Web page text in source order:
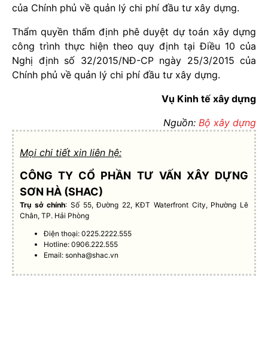
của Chính phủ về quản lý chi phí đầu tư xây dựng.
Thẩm quyền thẩm định phê duyệt dự toán xây dựng
công trình thực hiện theo quy định tại Điều 10 của
Nghị định số 32/2015/NĐ-CP ngày 25/3/2015 của
Chính phủ về quản lý chi phí đầu tư xây dựng.
Vụ Kinh tế xây dựng
Nguồn: Bộ xây dựng
Mọi chi tiết xin liên hệ:
CÔNG TY CỔ PHẦN TƯ VẤN XÂY DỰNG
SƠN HÀ (SHAC)
Trụ sở chính: Số 55, Đường 22, KĐT Waterfront City, Phường Lê
Chân, TP. Hải Phòng
Điện thoại: 0225.2222.555
Hotline: 0906.222.555
Email:sonha@shac.vn